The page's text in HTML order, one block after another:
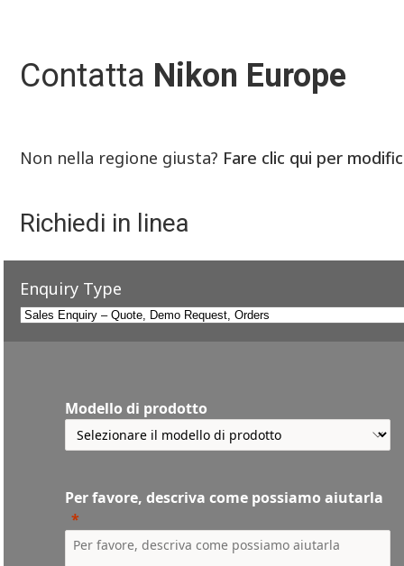
Contatta Nikon Europe
Non nella regione giusta? Fare clic qui per
Richiedi in linea
Enquiry Type
Modello di prodotto
Per favore, descriva come possiamo aiutarla